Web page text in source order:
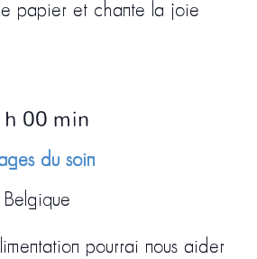
papier et chante la joie
h 00 min
du soin
pourrai nous aider